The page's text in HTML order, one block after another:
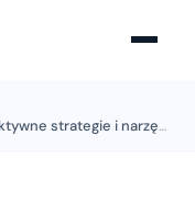
Jak radzić sobie z duplikatem treści: efektywne strategie i narzędzia